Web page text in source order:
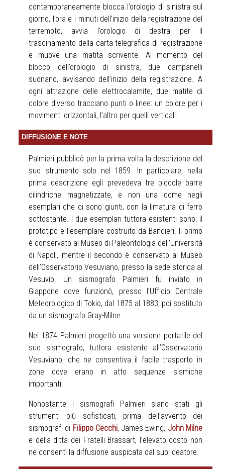
contemporaneamente blocca l’orologio di sinistra sul
giorno, l’ora e i minuti dell’inizio della registrazione del
terremoto, avvia l’orologio di destra per il
trascinamento della carta telegrafica di registrazione
e muove una matita scrivente. Al momento del
blocco dell’orologio di sinistra, due campanelli
suonano, avvisando dell’inizio della registrazione. A
ogni attrazione delle elettrocalamite, due matite di
colore diverso tracciano punti o linee: un colore per i
movimenti orizzontali, l’altro per quelli verticali.
DIFFUSIONE E NOTE
Palmieri pubblicò per la prima volta la descrizione del
suo strumento solo nel 1859. In particolare, nella
prima descrizione egli prevedeva tre piccole barre
cilindriche magnetizzate, e non una come negli
esemplari che ci sono giunti, con la limatura di ferro
sottostante. I due esemplari tuttora esistenti sono: il
prototipo e l’esemplare costruito da Bandieri. Il primo
è conservato al Museo di Paleontologia dell’Università
di Napoli, mentre il secondo è conservato al Museo
dell’Osservatorio Vesuviano, presso la sede storica al
Vesuvio. Un sismografo Palmieri fu inviato in
Giappone dove funzionò, presso l’Ufficio Centrale
Meteorologico di Tokio, dal 1875 al 1883, poi sostituto
da un sismografo Gray-Milne.
Nel 1874 Palmieri progettò una versione portatile del
suo sismografo, tuttora esistente all’Osservatorio
Vesuviano, che ne consentiva il facile trasporto in
zone dove erano in atto sequenze sismiche
importanti.
Nonostante i sismografi Palmieri siano stati gli
strumenti più sofisticati, prima dell’avvento dei
sismografi di Filippo Cecchi, James Ewing, John Milne
e della ditta dei Fratelli Brassart, l’elevato costo non
ne consentì la diffusione auspicata dal suo ideatore.